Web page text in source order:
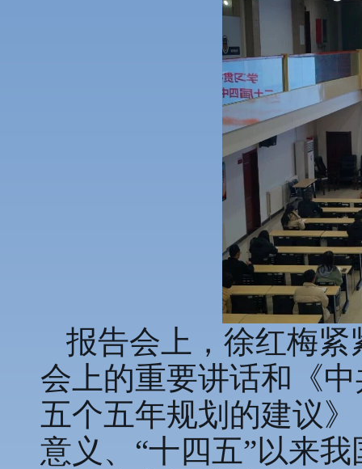
报告会上，徐红梅
会上的重要讲话和《
五个五年规划的建议
意义、“十四五”以来